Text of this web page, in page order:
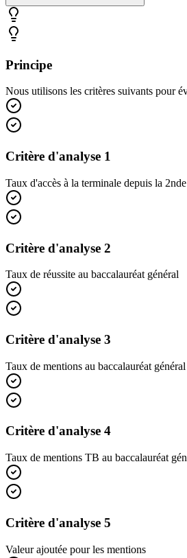
Principe
Nous utilisons les critères suivants pour
Critère d'analyse 1
Taux d'accès à la terminale depuis la 2nde
Critère d'analyse 2
Taux de réussite au baccalauréat général
Critère d'analyse 3
Taux de mentions au baccalauréat général
Critère d'analyse 4
Taux de mentions TB au baccalauréat
Critère d'analyse 5
Valeur ajoutée pour les mentions